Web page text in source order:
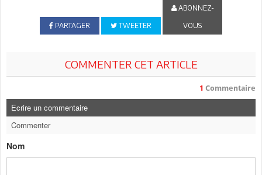
PARTAGER TWEETER
ABONNEZ-
VOUS
COMMENTER CET ARTICLE
1 Commentaire
Ecrire un commentaire
Commenter
Nom